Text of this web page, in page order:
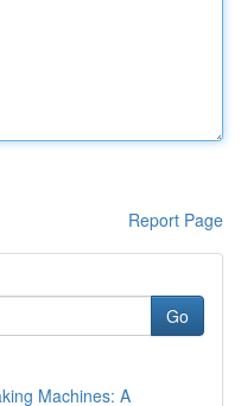
Report Page
Go
Machines: A